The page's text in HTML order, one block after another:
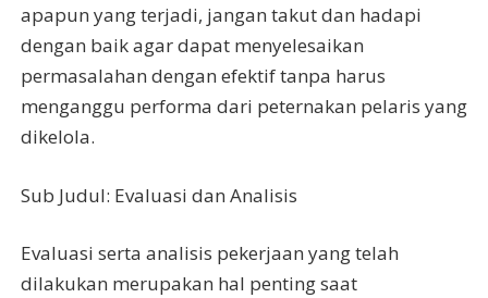
apapun yang terjadi, jangan takut dan hadapi
dengan baik agar dapat menyelesaikan
permasalahan dengan efektif tanpa harus
menganggu performa dari peternakan pelaris yang
dikelola.
Sub Judul: Evaluasi dan Analisis
Evaluasi serta analisis pekerjaan yang telah
dilakukan merupakan hal penting saat